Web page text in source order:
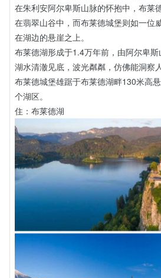
在朱利安阿尔卑斯山脉的怀抱中，布莱
在翡翠山谷中，而布莱德城堡则如一位
在湖边的悬崖之上。
布莱德湖形成于1.4万年前，由阿尔卑斯
湖水清澈见底，波光粼粼，仿佛能洞察
布莱德城堡雄踞于布莱德湖畔130米高
个湖区。
住：布莱德湖